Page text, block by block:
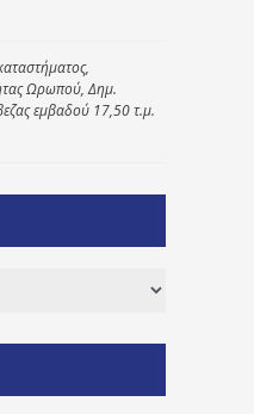
Ωρωπού, Δημ.
εμβαδού 17,50 τ.μ.